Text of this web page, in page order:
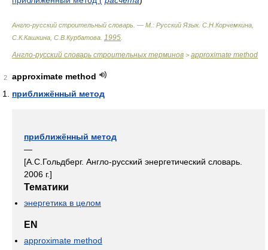
Англо-русский строительный словарь. — М.: Русский Язык. С.Н.Корчемкина,
С.К.Кашкина, С.В.Курбатова 1995
Англо-русский словарь строительных терминов > approximate method
2
approximate method
приближённый метод
приближённый метод
—
[А.С.Гольдберг. Англо-русский энергетический словарь.
2006 г.]
Тематики
энергетика в целом
EN
approximate method